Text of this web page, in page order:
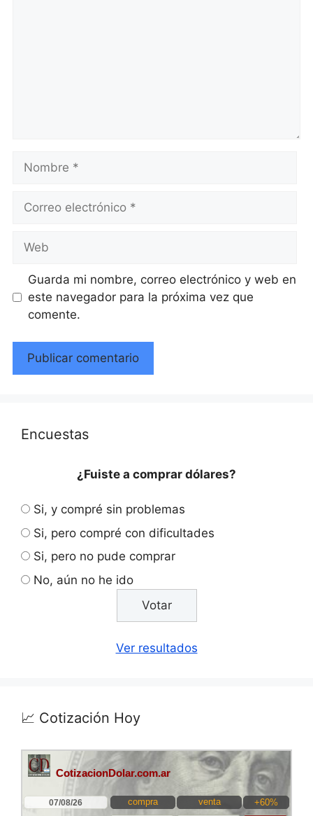
Nombre
Correo
Web
Guarda mi nombre, correo electrónico y web en
este navegador para la próxima vez que
comente.
Encuestas
¿Fuiste a comprar dólares?
Si, y compré sin problemas
Si, pero compré con dificultades
Si, pero no pude comprar
No, aún no he ido
Ver resultados
📈 Cotización Hoy